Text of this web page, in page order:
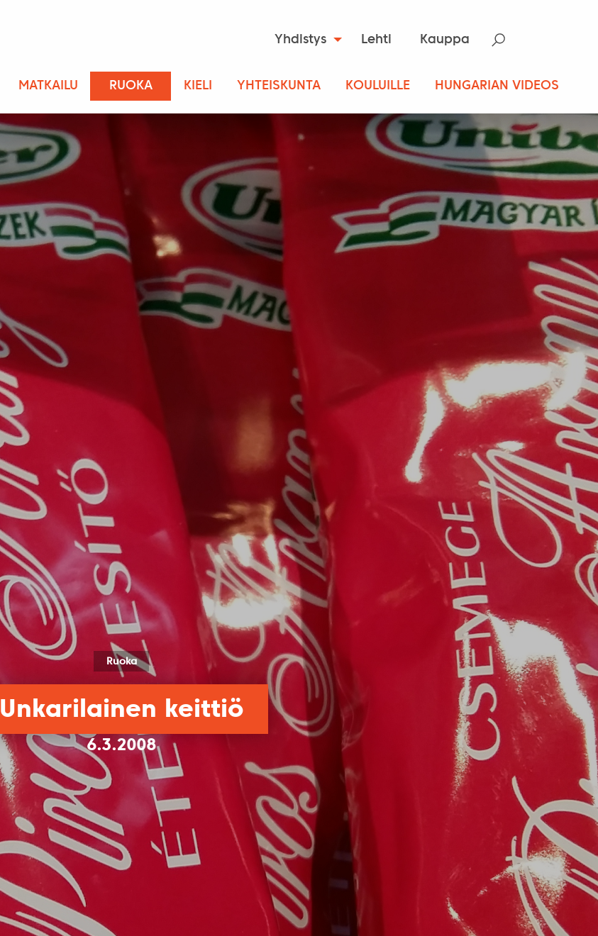
Yhdistys Lehti Kauppa
MATKAILU RUOKA KIELI YHTEISKUNTA KOULUILLE HUNGARIAN VIDEOS
Ruoka
Unkarilainen keittiö
6.3.2008